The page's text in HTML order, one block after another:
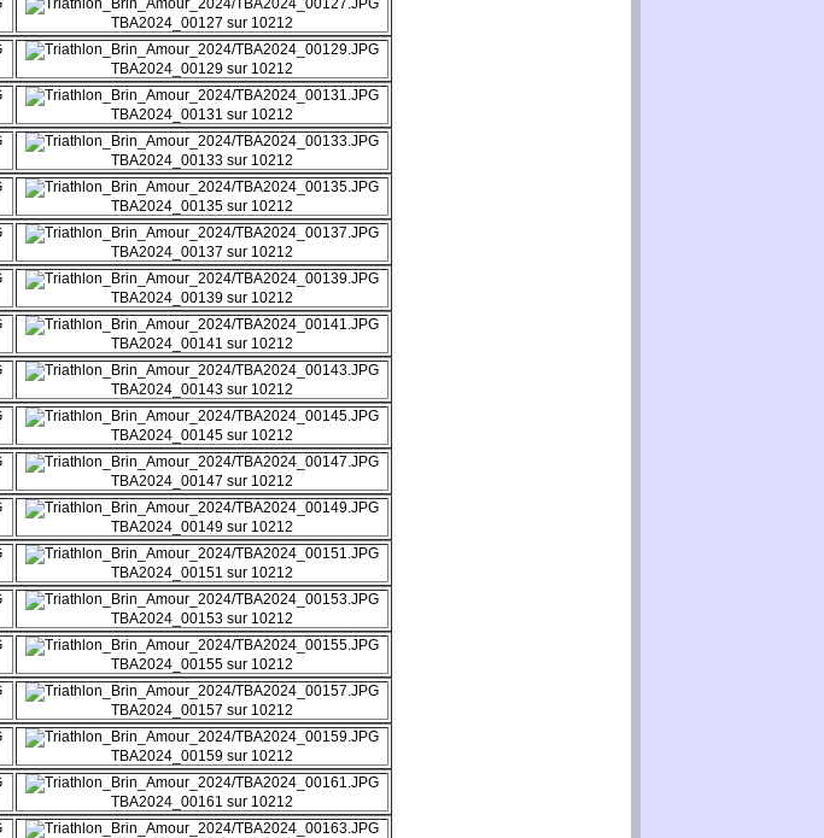
TBA2024_00127 sur 10212
TBA2024_00129 sur 10212
TBA2024_00131 sur 10212
TBA2024_00133 sur 10212
TBA2024_00135 sur 10212
TBA2024_00137 sur 10212
TBA2024_00139 sur 10212
TBA2024_00141 sur 10212
TBA2024_00143 sur 10212
TBA2024_00145 sur 10212
TBA2024_00147 sur 10212
TBA2024_00149 sur 10212
TBA2024_00151 sur 10212
TBA2024_00153 sur 10212
TBA2024_00155 sur 10212
TBA2024_00157 sur 10212
TBA2024_00159 sur 10212
TBA2024_00161 sur 10212